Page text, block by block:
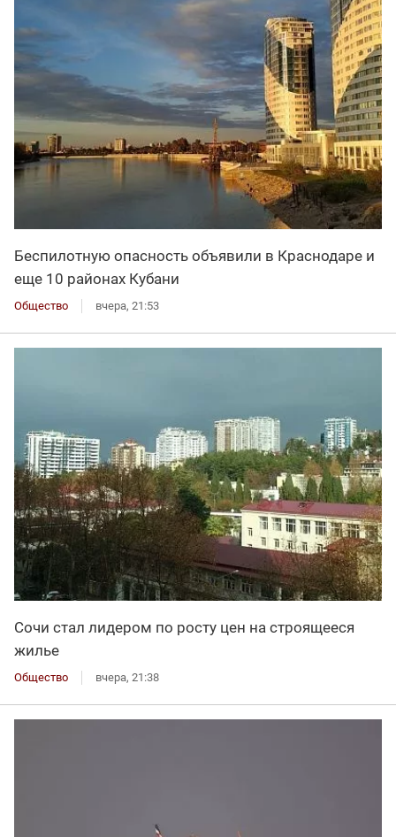
Беспилотную опасность объявили в Краснодаре и
еще 10 районах Кубани
Общество вчера, 21:53
Сочи стал лидером по росту цен на строящееся
жилье
Общество вчера, 21:38